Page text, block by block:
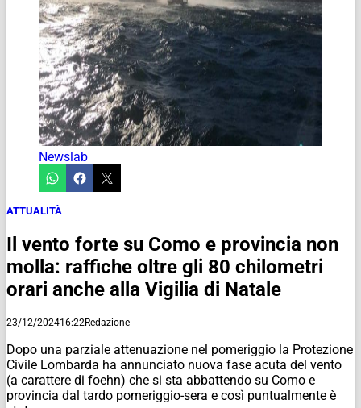
Newslab
ATTUALITÀ
Il vento forte su Como e provincia non
molla: raffiche oltre gli 80 chilometri
orari anche alla Vigilia di Natale
23/12/202416:22Redazione
Dopo una parziale attenuazione nel pomeriggio la Protezione
Civile Lombarda ha annunciato nuova fase acuta del vento
(a carattere di foehn) che si sta abbattendo su Como e
provincia dal tardo pomeriggio-sera e così puntualmente è